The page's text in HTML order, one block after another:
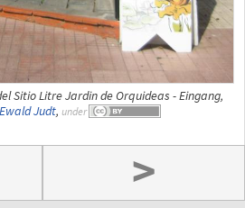
Sitio Litre Jardin de Orquideas - Eingang,
Ewald Judt, under
>